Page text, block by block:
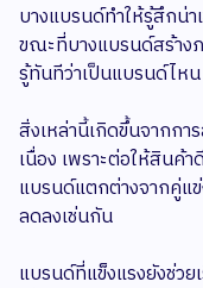
บางแบรนด์ทำให้รู้สึกน่า
ขณะที่บางแบรนด์สร้าง
รู้ทันทีว่าเป็นแบรนด์ไหน
สิ่งเหล่านี้เกิดขึ้นจากกา
เนื่อง เพราะต่อให้สินค้
แบรนด์แตกต่างจากคู่แ
ลดลงเช่นกัน
แบรนด์ที่แข็งแรงยังช่วย